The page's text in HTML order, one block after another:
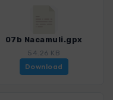
07b Nacamuli.gpx
54.26 KB
Download